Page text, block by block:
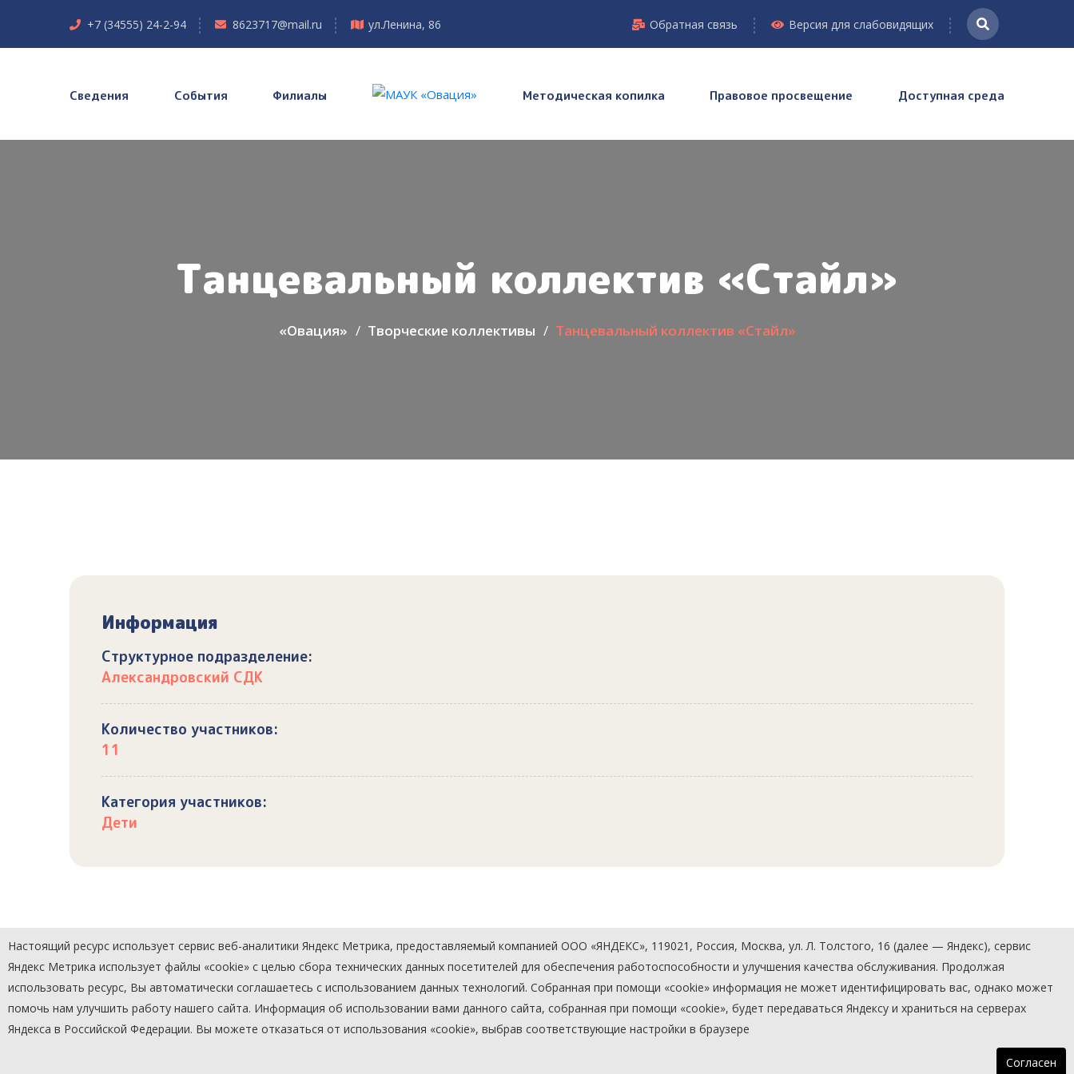
+7 (34555) 24-2-94 8623717@mail.ru ул.Ленина, 86 Обратная связь Версия для слабовидящих
Сведения События Филиалы Методическая копилка Правовое просвещение Доступная среда
Танцевальный коллектив «Стайл»
«Овация» Творческие коллективы Танцевальный коллектив «Стайл»
Информация
Структурное подразделение:
Александровский СДК
Количество участников:
11
Категория участников:
Дети
Настоящий ресурс использует сервис веб-аналитики Яндекс Метрика, предоставляемый компанией ООО «ЯНДЕКС», 119021, Россия, Москва, ул. Л. Толстого, 16 (далее — Яндекс), сервис
Яндекс Метрика использует файлы «cookie» с целью сбора технических данных посетителей для обеспечения работоспособности и улучшения качества обслуживания. Продолжая
использовать ресурс, Вы автоматически соглашаетесь с использованием данных технологий. Собранная при помощи «cookie» информация не может идентифицировать вас, однако может
помочь нам улучшить работу нашего сайта. Информация об использовании вами данного сайта, собранная при помощи «cookie», будет передаваться Яндексу и храниться на серверах
Яндекса в Российской Федерации. Вы можете отказаться от использования «cookie», выбрав соответствующие настройки в браузере
Согласен